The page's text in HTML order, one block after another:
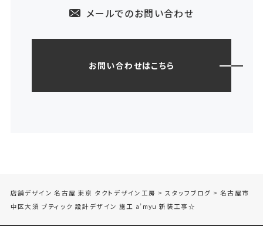
メールでのお問い合わせ
お問い合わせはこちら
店舗デザイン 名古屋 東京 タクトデザイン工房 > スタッフブログ > 名古屋市
中区大須 ブティック 設計デザイン 施工 a’myu 新装工事☆